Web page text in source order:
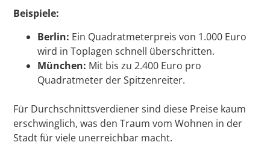
Beispiele:
Berlin: Ein Quadratmeterpreis von 1.000 Euro
wird in Toplagen schnell überschritten.
München: Mit bis zu 2.400 Euro pro
Quadratmeter der Spitzenreiter.
Für Durchschnittsverdiener sind diese Preise kaum
erschwinglich, was den Traum vom Wohnen in der
Stadt für viele unerreichbar macht.